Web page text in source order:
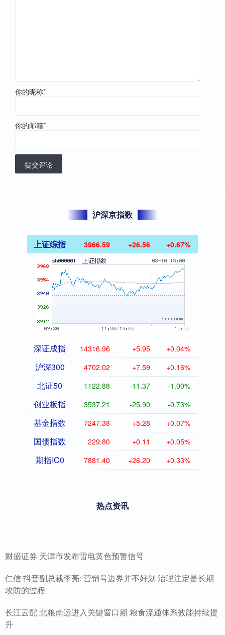
你的昵称*
你的邮箱*
提交评论
沪深京指数
上证综指 3966.59 +26.56 +0.67%
深证成指 14316.96 +5.95 +0.04%
沪深300 4702.02 +7.59 +0.16%
北证50 1122.88 -11.37 -1.00%
创业板指 3537.21 -25.90 -0.73%
基金指数 7247.38 +5.28 +0.07%
国债指数 229.80 +0.11 +0.05%
期指IC0 7881.40 +26.20 +0.33%
热点资讯
财盛证券 天津市发布雷电黄色预警信号
仁信 抖音副总裁李亮: 营销号边界并不好划 治理注定是长期
攻防的过程
长江云配 北粮南运进入关键窗口期 粮食流通体系效能持续提
升